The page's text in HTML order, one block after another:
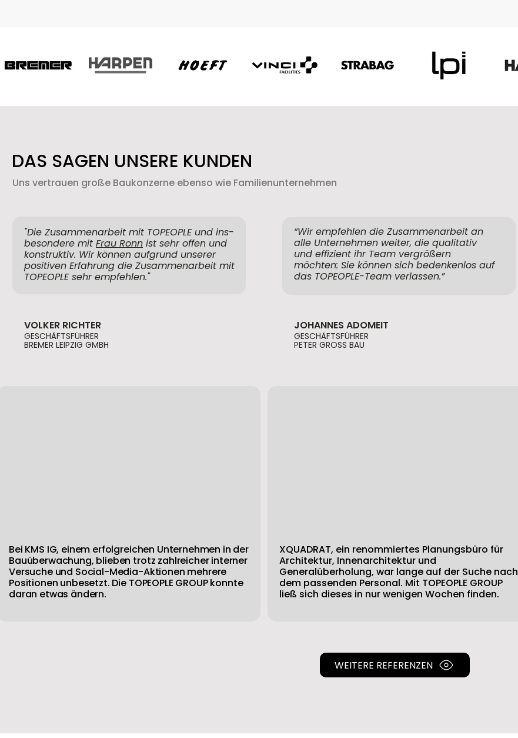
DAS SAGEN UNSERE KUNDEN
Uns vertrauen große Baukonzerne ebenso wie Familienunternehmen
"Die Zusammenarbeit mit TOPEOPLE und ins-
besondere mit Frau Ronn ist sehr offen und
kon­struktiv. Wir können aufgrund unserer
positiven Erfahrung die Zusammenarbeit mit
TOPEOPLE sehr empfehlen."
VOLKER RICHTER
GESCHÄFTSFÜHRER
BREMER LEIPZIG GMBH
Bei KMS IG, einem erfolgreichen Unternehmen in der
Bauüberwachung, blieben trotz zahlreicher interner
Versuche und Social-Media-Aktionen mehrere
Positionen unbesetzt. Die TOPEOPLE GROUP konnte
daran etwas ändern.
“Wir empfehlen die Zusammenarbeit an
alle Unternehmen weiter, die qualitativ
und effizient ihr Team vergrößern
möchten: Sie können sich bedenkenlos auf
das TOPEOPLE-Team verlassen.”
JOHANNES ADOMEIT
GESCHÄFTSFÜHRER
PETER GROSS BAU
XQUADRAT, ein renommiertes Planungsbüro für
Architektur, Innenarchitektur und
Generalüberholung, war lange auf der Suche nach
dem passenden Personal. Mit TOPEOPLE GROUP
ließ sich dieses in nur wenigen Wochen finden.
WEITERE REFERENZEN